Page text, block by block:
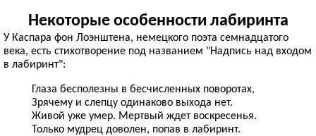
Некоторые особенности лабиринта
У Каспара фон Лоэнштена, немецкого поэта семнадцатого
века, есть стихотворение под названием "Надпись над входом
в лабиринт":
Глаза бесполезны в бесчисленных поворотах,
Зрячему и слепцу одинаково выхода нет.
Живой уже умер. Мертвый ждет воскресенья.
Только мудрец доволен, попав в лабиринт.